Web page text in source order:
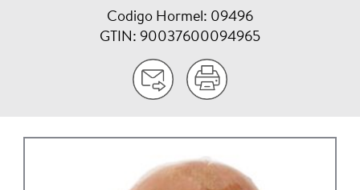
Codigo Hormel: 09496
GTIN: 90037600094965